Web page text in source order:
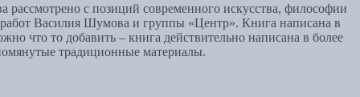
с позиций современного искусства, философии
работ Василия Шумова и группы «Центр». Книга написана в
что то добавить – книга действительно написана в более
традиционные материалы.